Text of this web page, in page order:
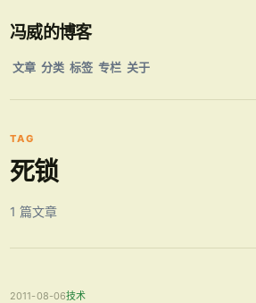
冯威的博客
文章 分类 标签 专栏 关于
TAG
死锁
1 篇文章
2011-08-06技术